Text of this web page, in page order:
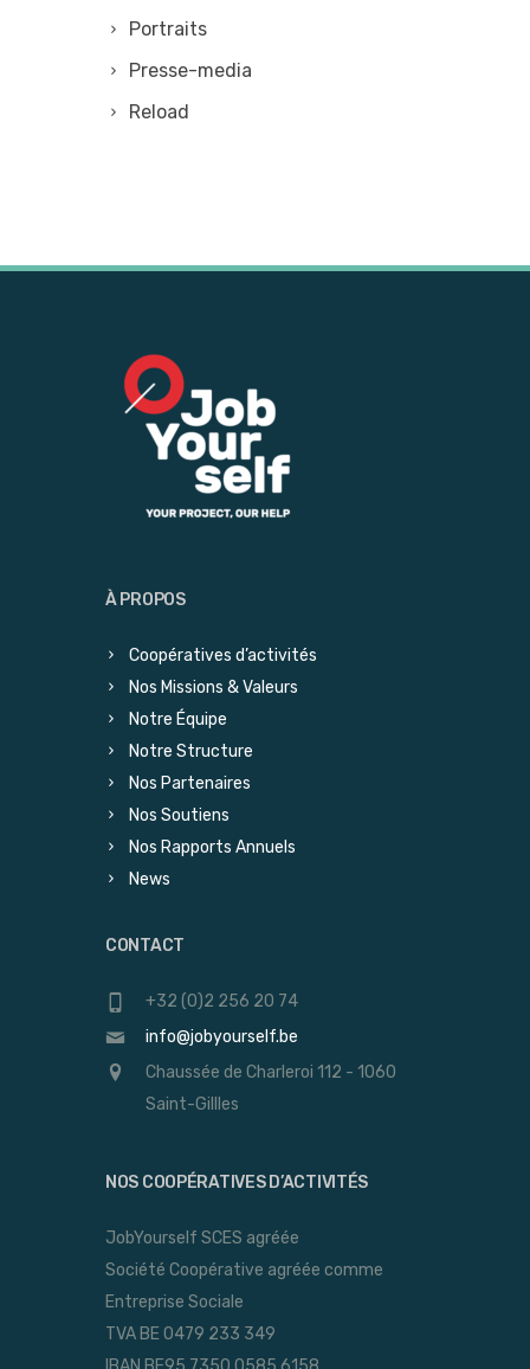
Portraits
Presse-media
Reload
À PROPOS
Coopératives d’activités
Nos Missions & Valeurs
Notre Équipe
Notre Structure
Nos Partenaires
Nos Soutiens
Nos Rapports Annuels
News
CONTACT
+32 (0)2 256 20 74
info@jobyourself.be
Chaussée de Charleroi 112 - 1060
Saint-Gillles
NOS COOPÉRATIVES D’ACTIVITÉS
JobYourself SCES agréée
Société Coopérative agréée comme
Entreprise Sociale
TVA BE 0479 233 349